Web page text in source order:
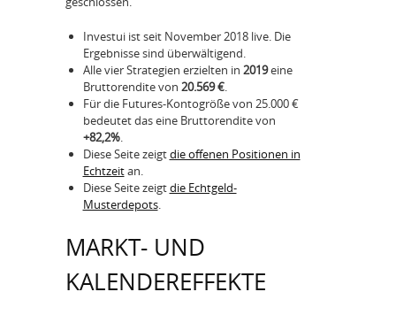
Investui ist seit November 2018 live. Die
Ergebnisse sind überwältigend.
Alle vier Strategien erzielten in 2019eine
Bruttorendite von 20.569 €.
Für die Futures-Kontogröße von 25.000 €
bedeutet das eine Bruttorendite von
+82,2%.
Diese Seite zeigtdie offenen Positionen in
Echtzeitan.
Diese Seite zeigtdie Echtgeld-
Musterdepots.
MARKT- UND
KALENDEREFFEKTE